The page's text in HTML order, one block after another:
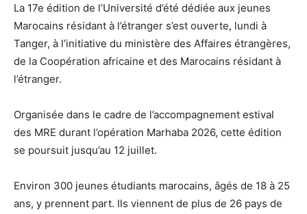
La 17e édition de l’Université d’été dédiée aux jeunes
Marocains résidant à l’étranger s’est ouverte, lundi à
Tanger, à l’initiative du ministère des Affaires étrangères,
de la Coopération africaine et des Marocains résidant à
l’étranger.
Organisée dans le cadre de l’accompagnement estival
des MRE durant l’opération Marhaba 2026, cette édition
se poursuit jusqu’au 12 juillet.
Environ 300 jeunes étudiants marocains, âgés de 18 à 25
ans, y prennent part. Ils viennent de plus de 26 pays de